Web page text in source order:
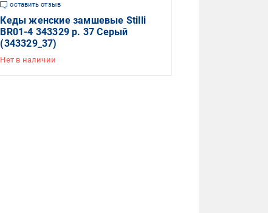
оставить отзыв
Кеды женские замшевые Stilli
BR01-4 343329 р. 37 Серый
(343329_37)
Нет в наличии